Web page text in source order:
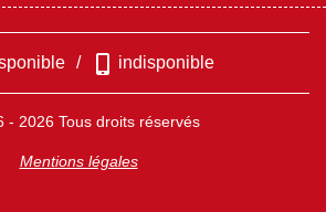
/ indisponible
- 2026 Tous droits réservés
Mentions légales